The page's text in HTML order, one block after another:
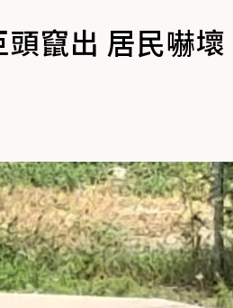
竄出 居民嚇壞